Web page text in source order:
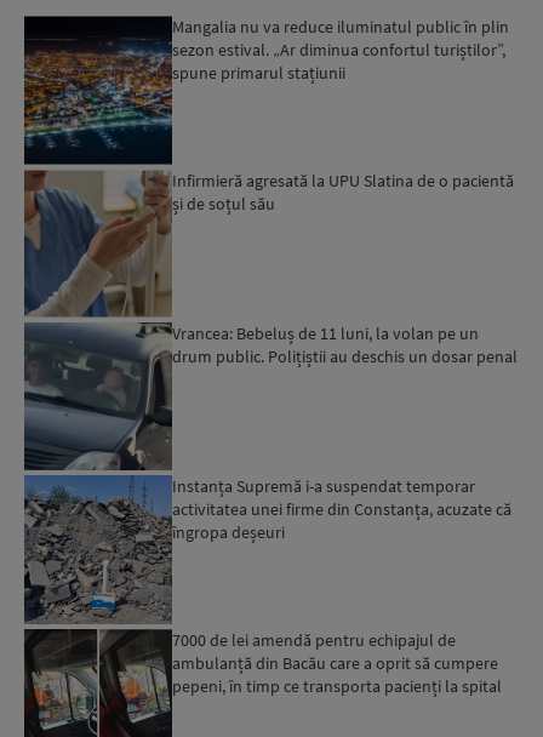
Mangalia nu va reduce iluminatul public în plin
sezon estival. „Ar diminua confortul turiștilor”,
spune primarul stațiunii
Infirmieră agresată la UPU Slatina de o pacientă
și de soțul său
Vrancea: Bebeluș de 11 luni, la volan pe un
drum public. Polițiștii au deschis un dosar penal
Instanța Supremă i-a suspendat temporar
activitatea unei firme din Constanța, acuzate că
îngropa deșeuri
7000 de lei amendă pentru echipajul de
ambulanță din Bacău care a oprit să cumpere
pepeni, în timp ce transporta pacienți la spital